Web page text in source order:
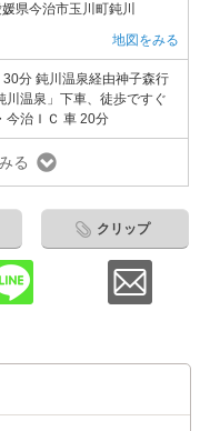
県今治市玉川町鈍川
地図をみる
分 鈍川温泉経由神子森行
川温泉」下車、徒歩ですぐ
今治ＩＣ 車 20分
る
クリップ